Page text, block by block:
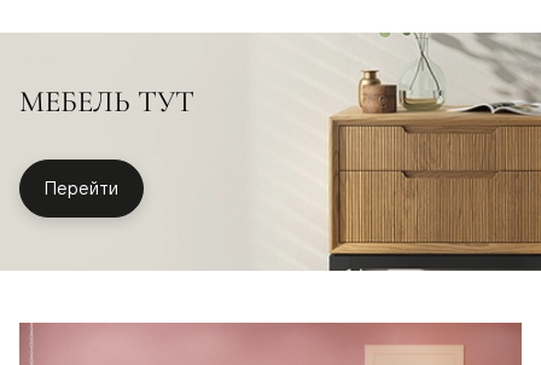
МЕБЕЛЬ ТУТ
Перейти